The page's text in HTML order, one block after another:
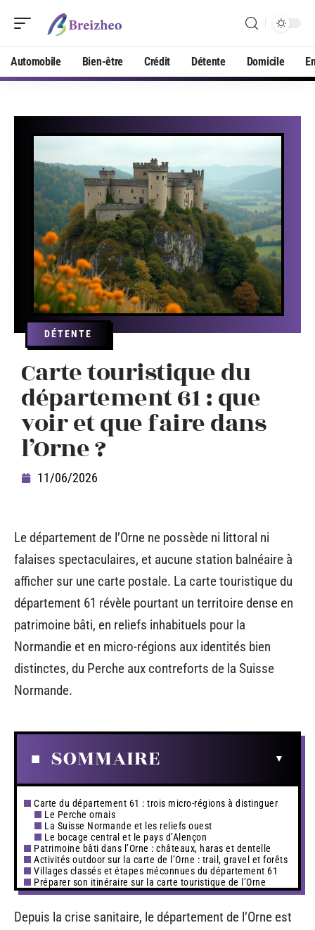
Automobile Bien-être Crédit Détente Domicile
DÉTENTE
Carte touristique du
département 61 : que
voir et que faire dans
l’Orne ?
11/06/2026
Le département de l’Orne ne possède ni littoral ni
falaises spectaculaires, et aucune station balnéaire à
afficher sur une carte postale. La carte touristique du
département 61 révèle pourtant un territoire dense en
patrimoine bâti, en reliefs inhabituels pour la
Normandie et en micro-régions aux identités bien
distinctes, du Perche aux contreforts de la Suisse
Normande.
SOMMAIRE
Carte du département 61 : trois micro-régions à distinguer
Le Perche ornais
La Suisse Normande et les reliefs ouest
Le bocage central et le pays d’Alençon
Patrimoine bâti dans l’Orne : châteaux, haras et dentelle
Activités outdoor sur la carte de l’Orne : trail, gravel et forêts
Villages classés et étapes méconnues du département 61
Préparer son itinéraire sur la carte touristique de l’Orne
Depuis la crise sanitaire, le département de l’Orne est